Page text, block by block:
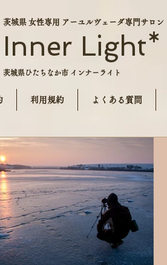
茨城県 女性専用 アーユルヴェーダ専門サロン
Inner Light*
茨城県ひたちなか市 インナーライト
利用規約 よくある質問